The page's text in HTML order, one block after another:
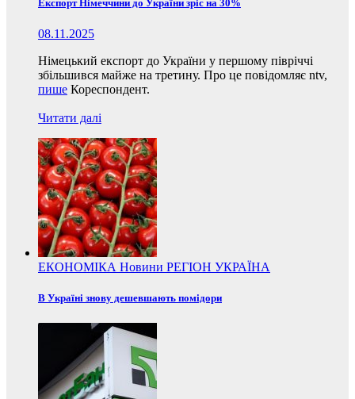
Експорт Німеччини до України зріс на 30%
08.11.2025
Німецький експорт до України у першому півріччі
збільшився майже на третину. Про це повідомляє ntv,
пише Кореспондент.
Читати далі
ЕКОНОМІКА Новини РЕГІОН УКРАЇНА
В Україні знову дешевшають помідори